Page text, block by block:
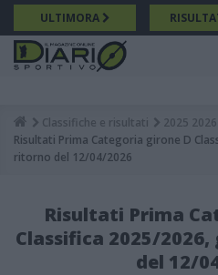
Salta
al
contenuto
principale
ULTIMORA
Breadcrumb
Classifiche e risultati 2025 2026
Risultati Prima Categoria girone D
ritorno del 12/04/2026
Risultati Prima
Classifica 2025/
del 12/